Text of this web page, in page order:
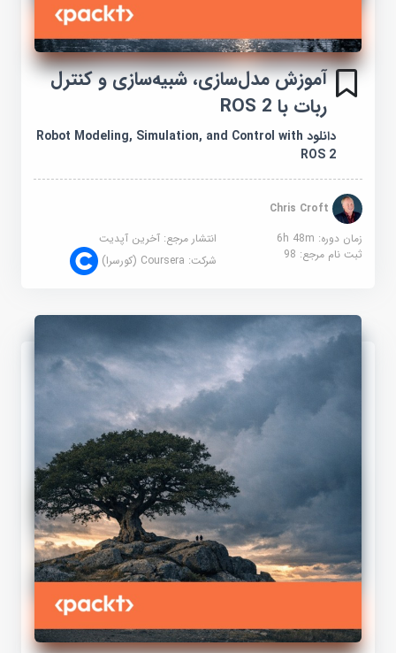
آموزش مدل‌سازی، شبیه‌سازی و کنترل
ربات با ROS 2
دانلود Robot Modeling, Simulation, and Control with
ROS 2
Chris Croft
زمان دوره: 6h 48m
انتشار مرجع:آخرین آپدیت
ثبت نام مرجع:98 شرکت:Coursera (کورسرا)